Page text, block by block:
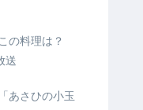
の料理は？
送
あさひの小玉